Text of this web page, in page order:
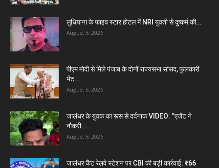
लुधियाना के फाइव स्टार होटल में NRI युवती से दुष्कर्म की...
August 6, 2026
पीएम मोदी से मिले पंजाब के दोनों राज्यसभा सांसद, फुलकारी
भेंट...
August 6, 2026
जालंधर के युवक का रूस से दर्दनाक VIDEO: “एजेंट ने
नौकरी...
August 6, 2026
जालंधर कैंट रेलवे स्टेशन पर CBI की बड़ी कार्रवाई: ₹66